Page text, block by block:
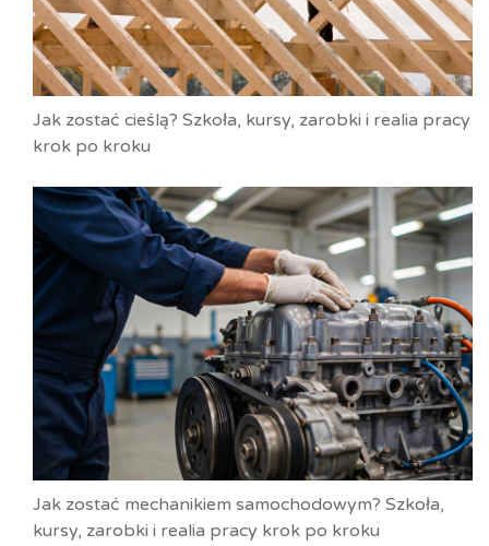
Jak zostać cieślą? Szkoła, kursy, zarobki i realia pracy
krok po kroku
Jak zostać mechanikiem samochodowym? Szkoła,
kursy, zarobki i realia pracy krok po kroku